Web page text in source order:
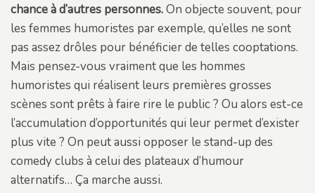
chance à d’autres personnes.On objecte souvent, pour
les femmes humoristes par exemple, qu’elles ne sont
pas assez drôles pour bénéficier de telles cooptations.
Mais pensez-vous vraiment que les hommes
humoristes qui réalisent leurs premières grosses
scènes sont prêts à faire rire le public ? Ou alors est-ce
l’accumulation d’opportunités qui leur permet d’exister
plus vite ? On peut aussi opposer le stand-up des
comedy clubs à celui des plateaux d’humour
alternatifs… Ça marche aussi.